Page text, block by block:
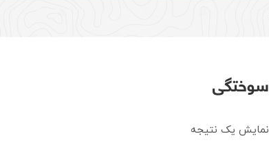
سوختگی
نمایش یک نتیجه